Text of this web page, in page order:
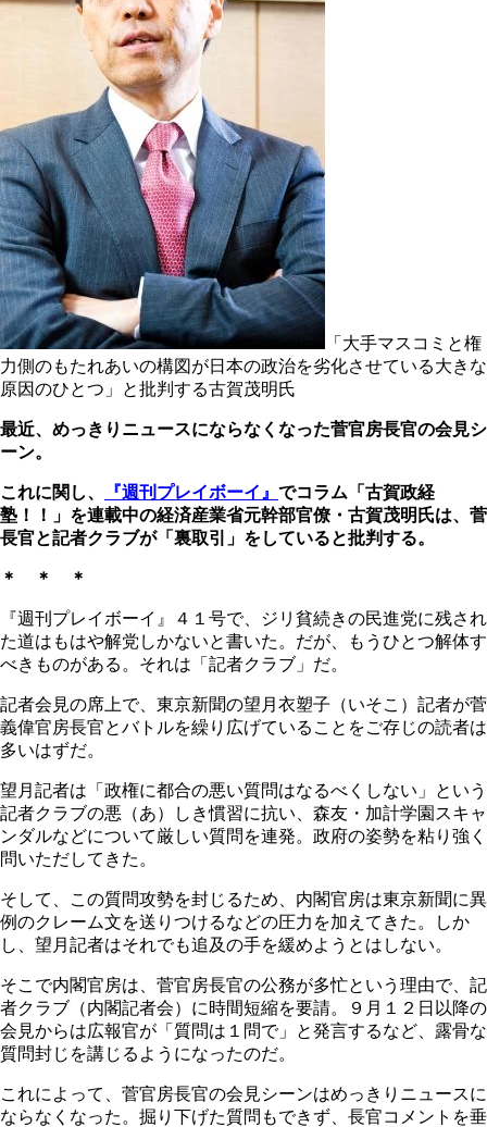
「大手マスコミと権
力側のもたれあいの構図が日本の政治を劣化させている大きな
原因のひとつ」と批判する古賀茂明氏
最近、めっきりニュースにならなくなった菅官房長官の会見シ
ーン。
これに関し、 『週刊プレイボーイ』 でコラム「古賀政経
塾！！」を連載中の経済産業省元幹部官僚・古賀茂明氏は、菅
長官と記者クラブが「裏取引」をしていると批判する。
＊ ＊ ＊
『週刊プレイボーイ』４１号で、ジリ貧続きの民進党に残され
た道はもはや解党しかないと書いた。だが、もうひとつ解体す
べきものがある。それは「記者クラブ」だ。
記者会見の席上で、東京新聞の望月衣塑子（いそこ）記者が菅
義偉官房長官とバトルを繰り広げていることをご存じの読者は
多いはずだ。
望月記者は「政権に都合の悪い質問はなるべくしない」という
記者クラブの悪（あ）しき慣習に抗い、森友・加計学園スキャ
ンダルなどについて厳しい質問を連発。政府の姿勢を粘り強く
問いただしてきた。
そして、この質問攻勢を封じるため、内閣官房は東京新聞に異
例のクレーム文を送りつけるなどの圧力を加えてきた。しか
し、望月記者はそれでも追及の手を緩めようとはしない。
そこで内閣官房は、菅官房長官の公務が多忙という理由で、記
者クラブ（内閣記者会）に時間短縮を要請。９月１２日以降の
会見からは広報官が「質問は１問で」と発言するなど、露骨な
質問封じを講じるようになったのだ。
これによって、菅官房長官の会見シーンはめっきりニュースに
ならなくなった。掘り下げた質問もできず、長官コメントを垂